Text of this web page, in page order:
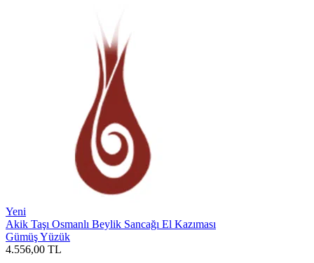
Yeni
Akik Taşı Osmanlı Beylik Sancağı El Kazıması
Gümüş Yüzük
4.556,00 TL